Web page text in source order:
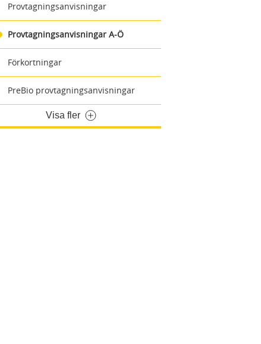
Provtagningsanvisningar
Provtagningsanvisningar A-Ö
Förkortningar
PreBio provtagningsanvisningar
Visa fler